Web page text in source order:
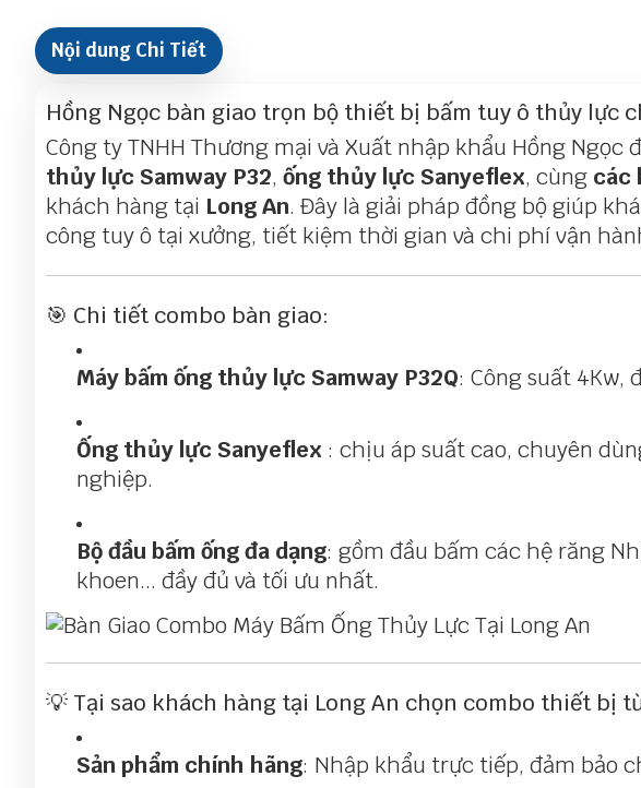
Nội dung Chi Tiết
Hồng Ngọc bàn giao trọn bộ thiết bị bấm tuy ô thủy lực
Công ty TNHH Thương mại và Xuất nhập khẩu Hồng Ngọc
thủy lực Samway P32, ống thủy lực Sanyeflex, cùng các
khách hàng tại Long An. Đây là giải pháp đồng bộ giúp
công tuy ô tại xưởng, tiết kiệm thời gian và chi phí vận
🎯 Chi tiết combo bàn giao:
Máy bấm ống thủy lực Samway P32Q: Công suất 4Kw,
Ống thủy lực Sanyeflex : chịu áp suất cao, chuyên
nghiệp.
Bộ đầu bấm ống đa dạng: gồm đầu bấm các hệ răng
khoen... đầy đủ và tối ưu nhất.
💡 Tại sao khách hàng tại Long An chọn combo thiết bị
Sản phẩm chính hãng: Nhập khẩu trực tiếp, đảm bảo